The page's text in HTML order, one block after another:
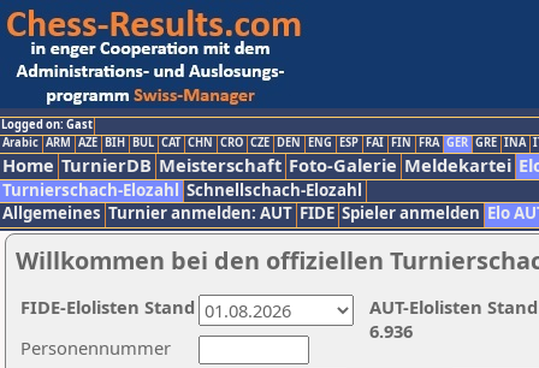
Logged on: Gast
Arabic ARM AZE BIH BUL CAT CHN CRO CZE DEN ENG ESP FAI FIN FRA GER GRE INA
Home TurnierDB Meisterschaft Foto-Galerie Meldekartei
Turnierschach-Elozahl Schnellschach-Elozahl
Allgemeines Turnier anmelden: AUT FIDE Spieler anmelden Elo
Willkommen bei den offiziellen
Personennummer
AUT-Elolisten
6.936
FIDE-Elolisten Stand